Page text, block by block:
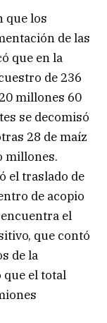
que los
de las
que en la
de 236
millones 60
se decomisó
28 de maíz
millones.
el traslado de
de acopio
el
que contó
de la
el total